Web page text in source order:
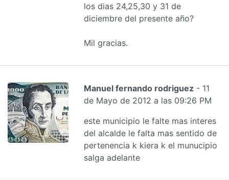
los dias 24,25,30 y 31 de
diciembre del presente año?
Mil gracias.
Manuel fernando rodriguez - 11
de Mayo de 2012 a las 09:26 PM
este municipio le falte mas interes
del alcalde le falta mas sentido de
pertenencia k kiera k el munucipio
salga adelante